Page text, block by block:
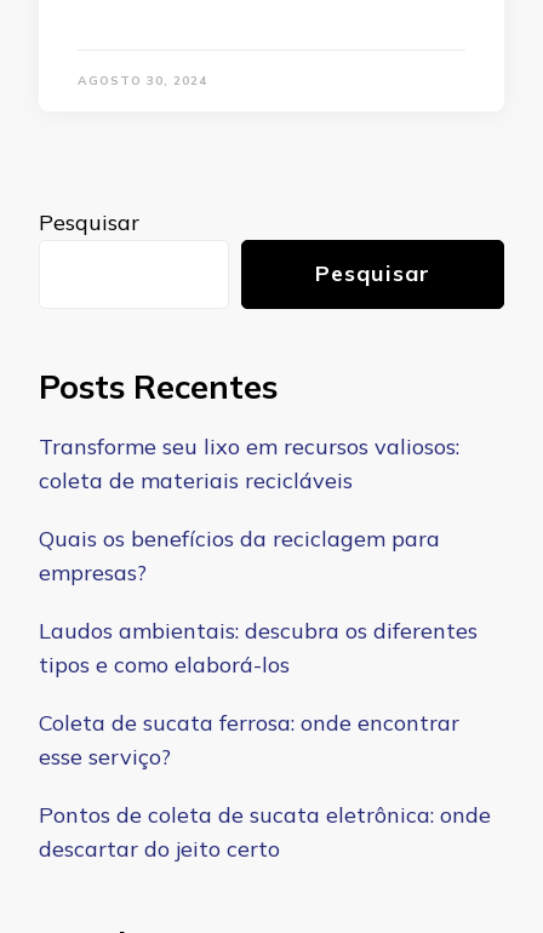
AGOSTO 30, 2024
Pesquisar
Pesquisar
Posts Recentes
Transforme seu lixo em recursos valiosos:
coleta de materiais recicláveis
Quais os benefícios da reciclagem para
empresas?
Laudos ambientais: descubra os diferentes
tipos e como elaborá-los
Coleta de sucata ferrosa: onde encontrar
esse serviço?
Pontos de coleta de sucata eletrônica: onde
descartar do jeito certo